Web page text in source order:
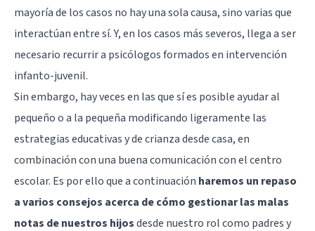
mayoría de los casos no hay una sola causa, sino varias que
interactúan entre sí. Y, en los casos más severos, llega a ser
necesario recurrir a psicólogos formados en intervención
infanto-juvenil.
Sin embargo, hay veces en las que sí es posible ayudar al
pequeño o a la pequeña modificando ligeramente las
estrategias educativas y de crianza desde casa, en
combinación con una buena comunicación con el centro
escolar. Es por ello que a continuación haremos un repaso
a varios consejos acerca de cómo gestionar las malas
notas de nuestros hijosdesde nuestro rol como padres y